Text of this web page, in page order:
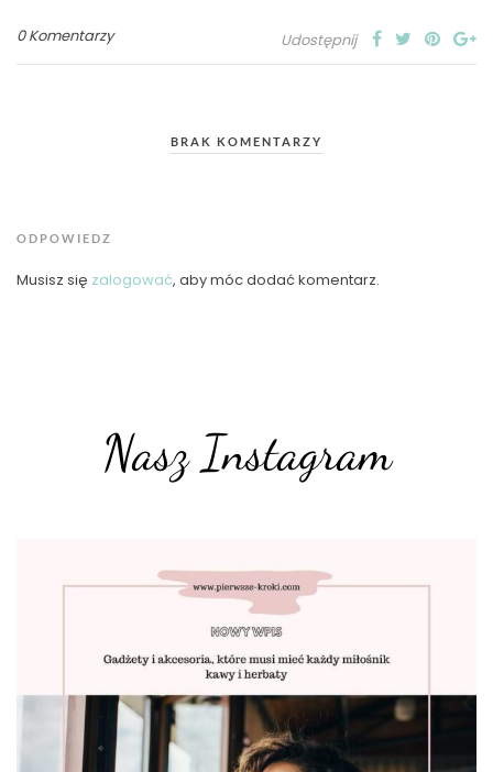
0 Komentarzy Udostępnij
BRAK KOMENTARZY
ODPOWIEDZ
Musisz się zalogować, aby móc dodać komentarz.
Nasz Instagram